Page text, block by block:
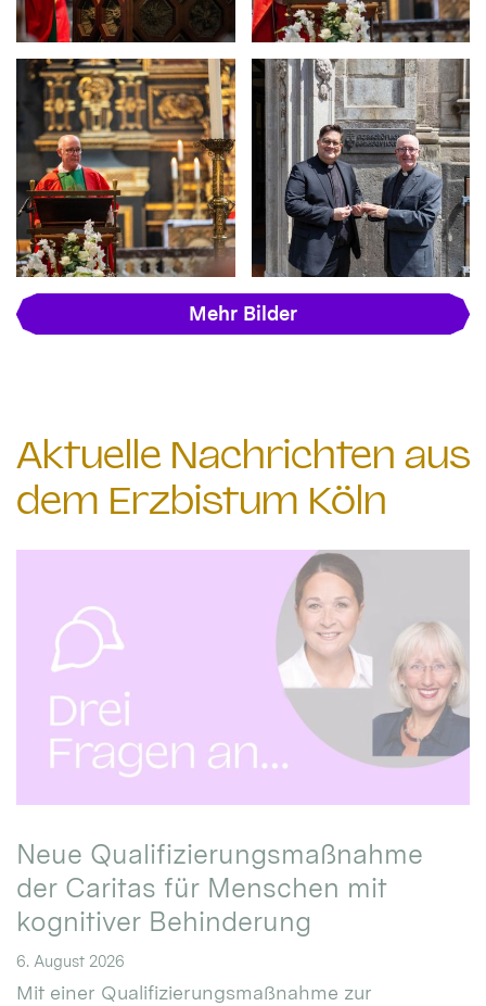
Mehr Bilder
Aktuelle Nachrichten aus
dem Erzbistum Köln
Neue Qualifizierungsmaßnahme
der Caritas für Menschen mit
kognitiver Behinderung
6. August 2026
Mit einer Qualifizierungsmaßnahme zur